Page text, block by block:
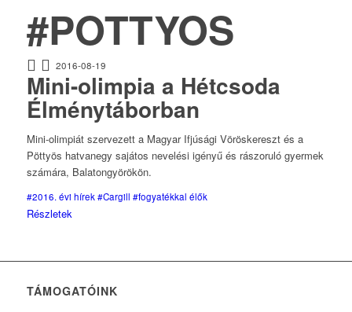
#POTTYOS
2016-08-19
Mini-olimpia a Hétcsoda
Élménytáborban
Mini-olimpiát szervezett a Magyar Ifjúsági Vöröskereszt és a
Pöttyös hatvanegy sajátos nevelési igényű és rászoruló gyermek
számára, Balatongyörökön.
#2016. évi hírek #Cargill #fogyatékkal élők
Részletek
TÁMOGATÓINK